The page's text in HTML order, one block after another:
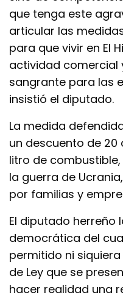
que tenga este
articular las
para que vivir en El
actividad comercial
sangrante para las
insistió el diputado.
La medida
un descuento de
litro de
la guerra de
por familias y
El diputado
democrática del
permitido ni
de Ley que se
hacer realidad una